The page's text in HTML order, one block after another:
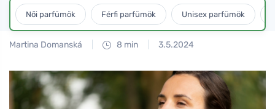
Női parfümök Férfi parfümök Unisex parfümök
Martina Domanská 8 min 3.5.2024